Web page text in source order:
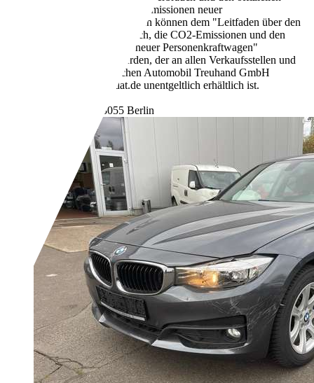
spezifischen CO2-Emissionen neuer
Personenkraftwagen können dem "Leitfaden über den
Kraftstoffverbrauch, die CO2-Emissionen und den
Stromverbrauch neuer Personenkraftwagen"
entnommen werden, der an allen Verkaufsstellen und
bei der Deutschen Automobil Treuhand GmbH
unter www.dat.de unentgeltlich erhältlich ist.
DE-13055 Berlin